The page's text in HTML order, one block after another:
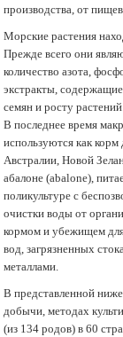
производства, от
Морские растения
Прежде всего они
количество азота,
экстракты,
семян и росту
В последнее время
используются как
Австралии, Новой
абалоне (abalone),
поликультуре с
очистки воды от
кормом и убежищем
вод, загрязненных
металлами.
В представленной
добычи, методах
(из 134 родов) в 60